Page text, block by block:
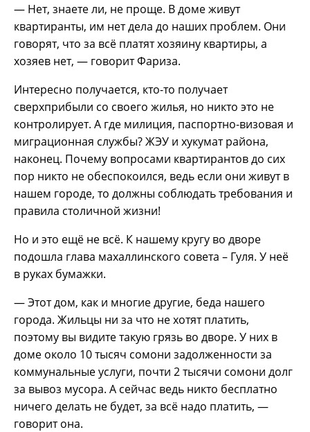
— Нет, знаете ли, не проще. В доме живут
квартиранты, им нет дела до наших проблем. Они
говорят, что за всё платят хозяину квартиры, а
хозяев нет, — говорит Фариза.
Интересно получается, кто-то получает
сверхприбыли со своего жилья, но никто это не
контролирует. А где милиция, паспортно-визовая и
миграционная службы? ЖЭУ и хукумат района,
наконец. Почему вопросами квартирантов до сих
пор никто не обеспокоился, ведь если они живут в
нашем городе, то должны соблюдать требования и
правила столичной жизни!
Но и это ещё не всё. К нашему кругу во дворе
подошла глава махаллинского совета – Гуля. У неё
в руках бумажки.
— Этот дом, как и многие другие, беда нашего
города. Жильцы ни за что не хотят платить,
поэтому вы видите такую грязь во дворе. У них в
доме около 10 тысяч сомони задолженности за
коммунальные услуги, почти 2 тысячи сомони долг
за вывоз мусора. А сейчас ведь никто бесплатно
ничего делать не будет, за всё надо платить, —
говорит она.